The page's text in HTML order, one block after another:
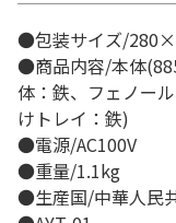
●包装サイズ/
●商品内容/本体
体：鉄、フェノー
けトレイ：鉄)
●電源/AC100V
●重量/1.1kg
●生産国/中華人民